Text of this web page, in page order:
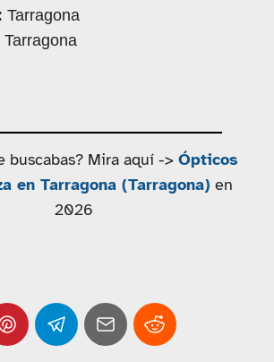
Tarragona
Tarragona
buscabas? Mira aquí -> Ópticos
en Tarragona (Tarragona) en
2026